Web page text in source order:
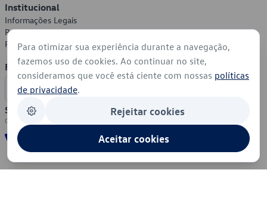
Institucional
Informações Legais
Política de Privacidade
Política de Cookies
Formas de Pagamento
Segurança
Para otimizar sua experiência durante a navegação,
fazemos uso de cookies. Ao continuar no site,
consideramos que você está ciente com nossas políticas
de privacidade.
Rejeitar cookies
Aceitar cookies